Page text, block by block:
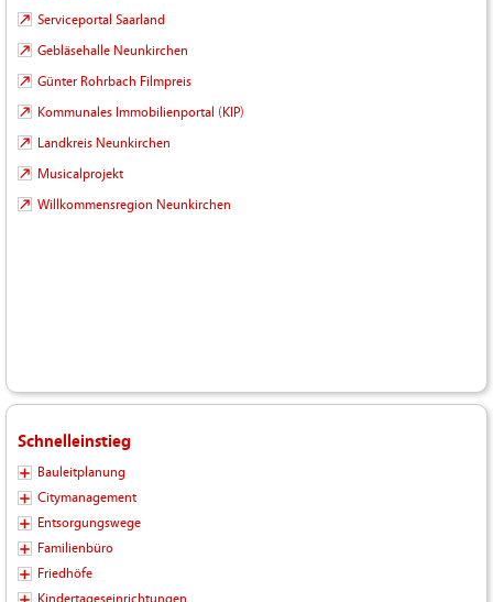
Serviceportal Saarland
Gebläsehalle Neunkirchen
Günter Rohrbach Filmpreis
Kommunales Immobilienportal (KIP)
Landkreis Neunkirchen
Musicalprojekt
Willkommensregion Neunkirchen
Schnelleinstieg
Bauleitplanung
Citymanagement
Entsorgungswege
Familienbüro
Friedhöfe
Kindertageseinrichtungen